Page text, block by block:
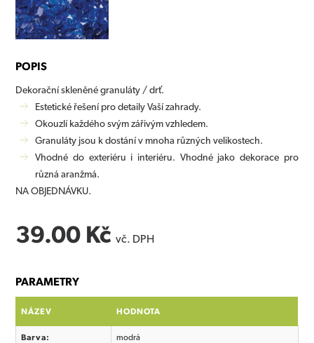
POPIS
Dekorační skleněné granuláty / drť.
Estetické řešení pro detaily Vaší zahrady.
Okouzlí každého svým zářivým vzhledem.
Granuláty jsou k dostání v mnoha různých velikostech.
Vhodné do exteriéru i interiéru. Vhodné jako dekorace pro
různá aranžmá.
NA OBJEDNÁVKU.
39.00 Kčvč. DPH
PARAMETRY
NÁZEV HODNOTA
Barva: modrá